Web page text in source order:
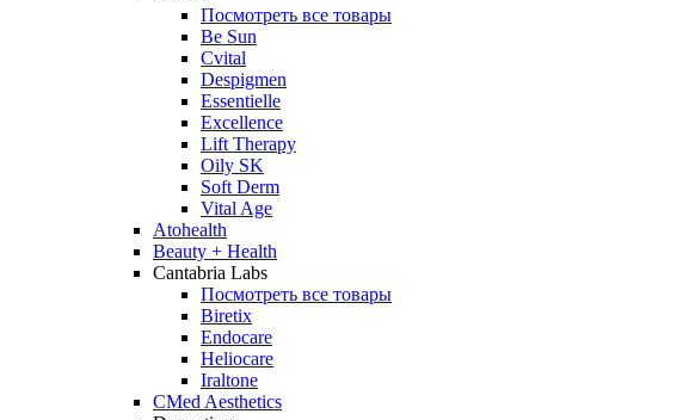
Посмотреть все товары
Be Sun
Cvital
Despigmen
Essentielle
Excellence
Lift Therapy
Oily SK
Soft Derm
Vital Age
Atohealth
Beauty + Health
Cantabria Labs
Посмотреть все товары
Biretix
Endocare
Heliocare
Iraltone
CMed Aesthetics